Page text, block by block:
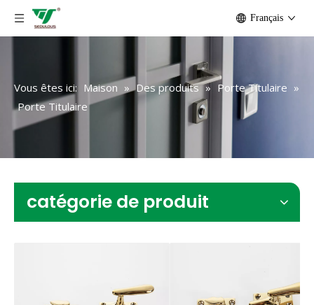
Français
Vous êtes ici: Maison » Des produits » Porte Titulaire »
Porte Titulaire
catégorie de produit